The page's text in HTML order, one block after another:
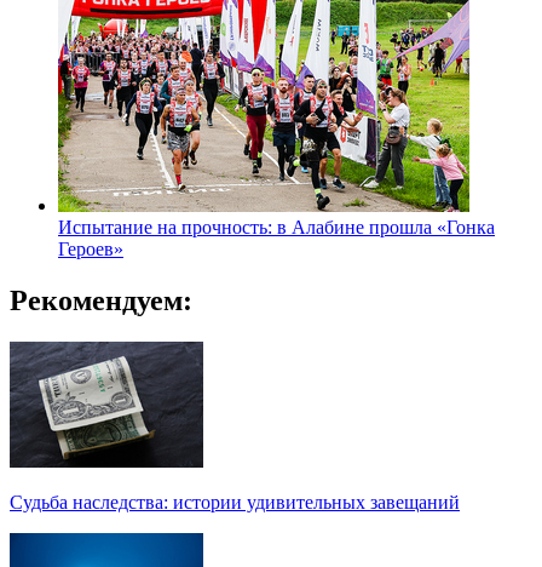
Испытание на прочность: в Алабине прошла «Гонка
Героев»
Рекомендуем:
Судьба наследства: истории удивительных завещаний